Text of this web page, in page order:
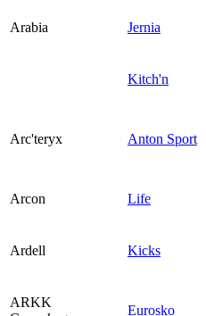
Arabia Jernia
Kitch'n
Arc'teryx Anton Sport
Arcon Life
Ardell Kicks
ARKK
Eurosko